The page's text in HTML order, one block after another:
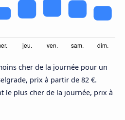
cher de la journée pour un
prix à partir de 82 €.
le plus cher de la journée, prix à